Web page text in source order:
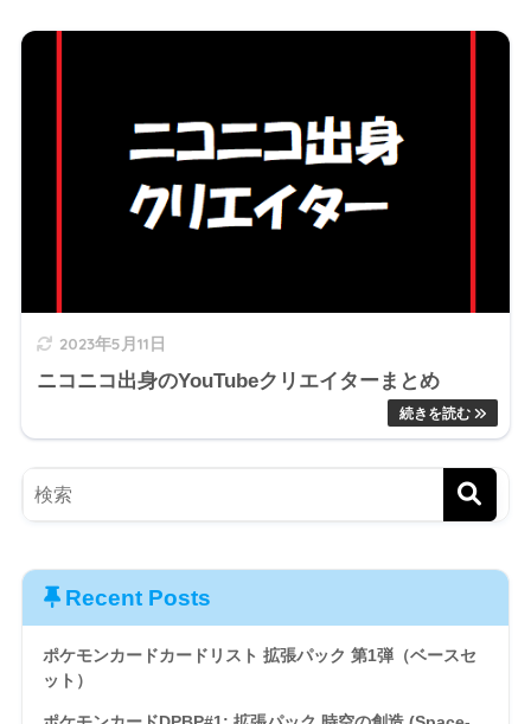
2023年5月11日
ニコニコ出身のYouTubeクリエイターまとめ
Recent Posts
ポケモンカードカードリスト 拡張パック 第1弾（ベースセ
ット）